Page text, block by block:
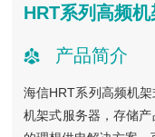
HRT系列高频机
产品简介
海信HRT系列高频机
机架式服务器，存储